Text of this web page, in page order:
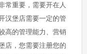
常重要，需要开在人
汉堡店需要一定的管
高的管理能力、营销
店，您需要注册您的